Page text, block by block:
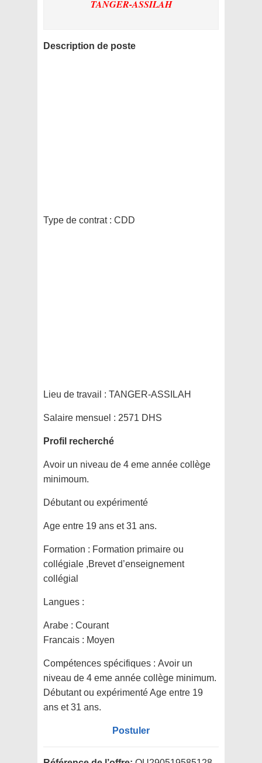
TANGER-ASSILAH
Description de poste
Type de contrat : CDD
Lieu de travail : TANGER-ASSILAH
Salaire mensuel : 2571 DHS
Profil recherché
Avoir un niveau de 4 eme année collège
minimoum.
Débutant ou expérimenté
Age entre 19 ans et 31 ans.
Formation : Formation primaire ou
collégiale ,Brevet d’enseignement
collégial
Langues :
Arabe : Courant
Francais : Moyen
Compétences spécifiques : Avoir un
niveau de 4 eme année collège minimum.
Débutant ou expérimenté Age entre 19
ans et 31 ans.
Postuler